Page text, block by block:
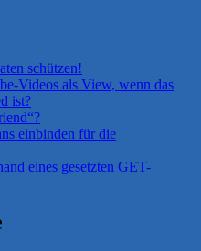
schützen!
Videos als View, wenn das
ist?
einbinden für die
eines gesetzten GET-